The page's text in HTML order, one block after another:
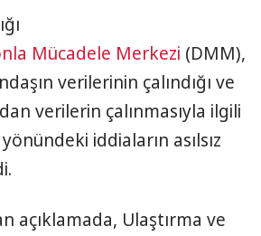
Mücadele Merkezi (DMM),
verilerinin çalındığı ve
verilerin çalınmasıyla ilgili
iddiaların asılsız
açıklamada, Ulaştırma ve